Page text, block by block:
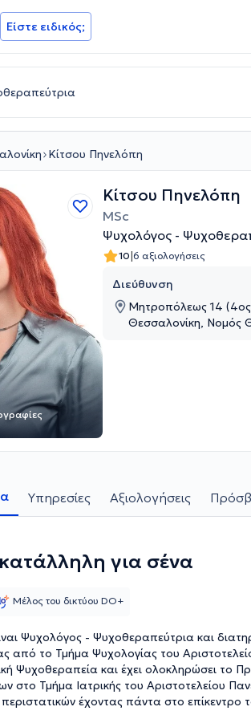
Είστε ειδικός;
Κίτσου Πηνελόπη
Κίτσου Πηνελόπη
MSc
Ψυχολόγος -
10|6 αξιολογήσεις
Διεύθυνση
Μητροπόλεως 14
Θεσσαλονίκη, Νομός
Υπηρεσίες Αξιολογήσεις
κατάλληλη για σένα
Ψυχολόγος - Ψυχοθεραπεύτρια και
από το Τμήμα Ψυχολογίας του
Ψυχοθεραπεία και έχει ολοκληρώσει το
στο Τμήμα Ιατρικής του Αριστοτελείου
έχοντας πάντα στο επίκεντρο
Μέλος του δικτύου DO+